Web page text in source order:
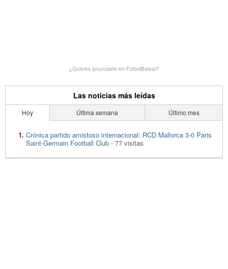
¿Quieres anunciarte en FutbolBalear?
Las noticias más leídas
Hoy Última semana Último mes
Crónica partido amistoso internacional: RCD Mallorca 3-0 Paris
Saint-Germain Football Club - 77 visitas